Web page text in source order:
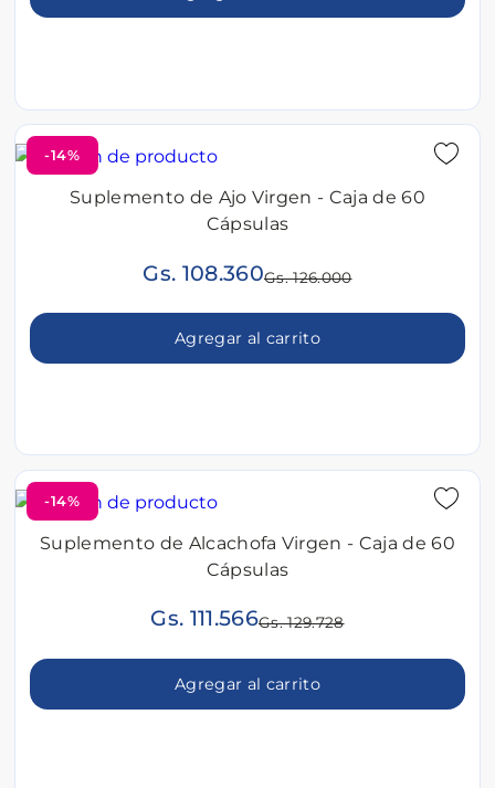
-14%
Suplemento de Ajo Virgen - Caja de 60
Cápsulas
Gs. 108.360Gs. 126.000
Agregar al carrito
-14%
Suplemento de Alcachofa Virgen - Caja de 60
Cápsulas
Gs. 111.566Gs. 129.728
Agregar al carrito